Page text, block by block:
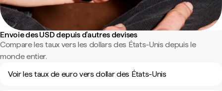
Envoie des USD depuis d'autres devises
Compare les taux vers les dollars des États-Unis depuis le
monde entier.
Voir les taux de euro vers dollar des États-Unis